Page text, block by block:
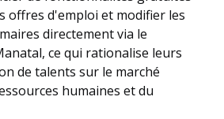
offres d'emploi et modifier les
directement via le
ce qui rationalise leurs
de talents sur le marché
humaines et du